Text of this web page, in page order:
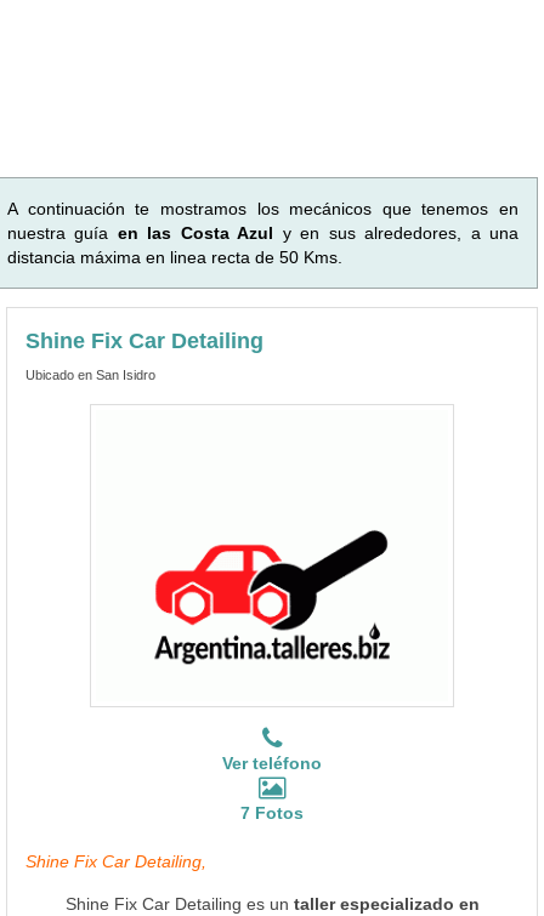
A continuación te mostramos los mecánicos que tenemos en
nuestra guía en las Costa Azul y en sus alrededores, a una
distancia máxima en linea recta de 50 Kms.
Shine Fix Car Detailing
Ubicado en San Isidro
Ver teléfono
7 Fotos
Shine Fix Car Detailing,
Shine Fix Car Detailing es un taller especializado en